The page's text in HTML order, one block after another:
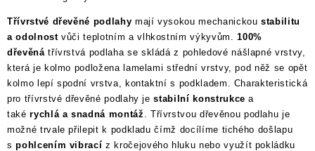
Třívrstvé dřevěné podlahy mají vysokou mechanickoustabilitu
a odolnostvůči teplotním a vlhkostním výkyvům.100%
dřevěná třívrstvá podlaha se skládá z pohledové nášlapné vrstvy,
která je kolmo podložena lamelami střední vrstvy, pod něž se opět
kolmo lepí spodní vrstva, kontaktní s podkladem. Charakteristická
pro třívrstvé dřevěné podlahy jestabilní konstrukce a
takérychlá a snadná montáž
. Třívrstvou dřevěnou podlahu je
možné trvale přilepit k podkladu čímž docílíme tichého došlapu
spohlcením vibrací z kročejového hluku nebo využít pokládku